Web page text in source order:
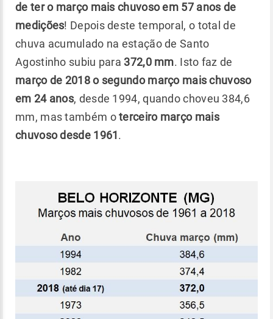
de ter o março mais chuvoso em 57 anos de
medições! Depois deste temporal, o total de
chuva acumulado na estação de Santo
Agostinho subiu para 372,0 mm. Isto faz de
março de 2018 o segundo março mais chuvoso
em 24 anos, desde 1994, quando choveu 384,6
mm, mas também oterceiro março mais
chuvoso desde 1961.